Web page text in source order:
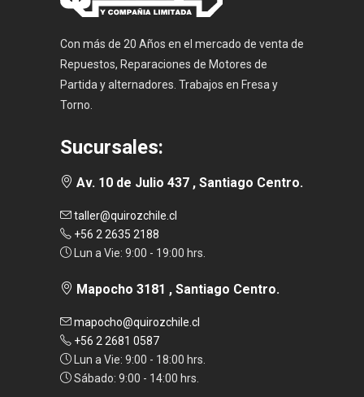
Con más de 20 Años en el mercado de venta de
Repuestos, Reparaciones de Motores de
Partida y alternadores. Trabajos en Fresa y
Torno.
Sucursales:
Av. 10 de Julio 437 , Santiago Centro.
taller@quirozchile.cl
+56 2 2635 2188
Lun a Vie: 9:00 - 19:00 hrs.
Mapocho 3181 , Santiago Centro.
mapocho@quirozchile.cl
+56 2 2681 0587
Lun a Vie: 9:00 - 18:00 hrs.
Sábado: 9:00 - 14:00 hrs.